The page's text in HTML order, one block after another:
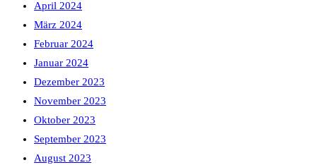
April 2024
März 2024
Februar 2024
Januar 2024
Dezember 2023
November 2023
Oktober 2023
September 2023
August 2023